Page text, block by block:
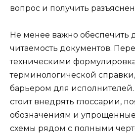
вопрос и получить
Не менее важно обеспечить
читаемость документов.
техническими
терминологической справки,
барьером для исполнителей.
стоит внедрять глоссарии,
обозначениям и упрощенные
схемы рядом с полными